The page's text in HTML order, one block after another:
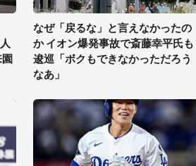
なぜ「戻るな」と言えなかったの
か イオン爆発事故で斎藤幸平氏も
逡巡「ボクもできなかっただろう
なあ」